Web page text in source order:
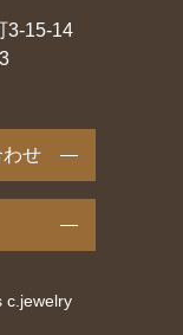
3-15-14
せ
c.jewelry